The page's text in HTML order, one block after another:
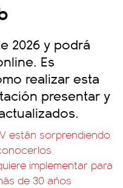
2026 y podrá
Es
realizar esta
presentar y
están sorprendiendo
implementar para
de 30 años